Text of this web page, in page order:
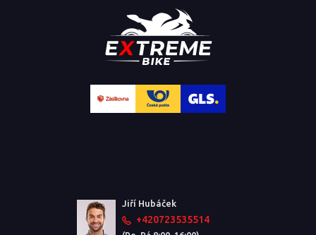
Jiří Hubáček
+420723535514